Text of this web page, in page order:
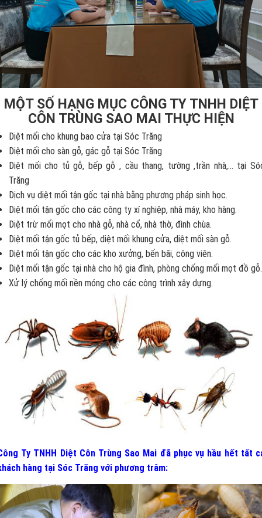
MỘT SỐ HẠNG MỤC CÔNG TY TNHH DIỆT
CÔN TRÙNG SAO MAI THỰC HIỆN
Diệt mối cho khung bao cửa tại Sóc Trăng
Diệt mối cho sàn gỗ, gác gỗ tại Sóc Trăng
Diệt mối cho tủ gỗ, bếp gỗ , cầu thang, tường ,trần nhà,... tại
Trăng
Dịch vụ diệt mối tận gốc tại nhà bằng phương pháp sinh học.
Diệt mối tận gốc cho các công ty xí nghiệp, nhà máy, kho hàng.
Diệt trừ mối mọt cho nhà gỗ, nhà cổ, nhà thờ, đình chùa.
Diệt mối tận gốc tủ bếp, diệt mối khung cửa, diệt mối sàn gỗ.
Diệt mối tận gốc cho các kho xưởng, bến bãi, công viên.
Diệt mối tận gốc tại nhà cho hộ gia đình, phòng chống mối mọt đồ gỗ.
Xử lý chống mối nền móng cho các công trình xây dựng.
Ty TNHH Diệt Côn Trùng Sao Mai đã phục vụ hầu hết tất
hàng tại Sóc Trăng với phương trâm: